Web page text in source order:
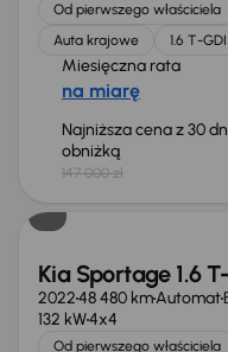
Od pierwszego właściciela
Auta krajowe
1.6 T-
Miesięczna rata
na miarę
Najniższa cena z 30
obniżką
147 000 zł
Taniej o 1 000 zł
Kia Sportage 1.6
202248 480 kmAutomat
132 kW4x4
Od pierwszego właściciela